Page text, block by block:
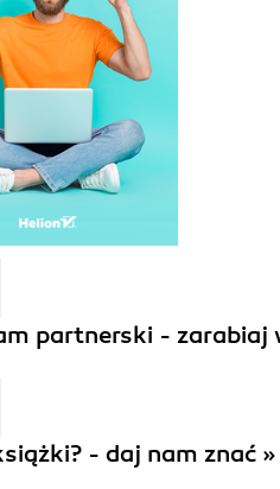
partnerski - zarabiaj
- daj nam znać »